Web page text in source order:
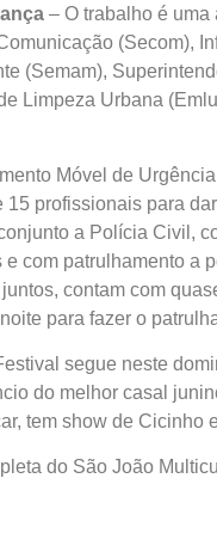
– O trabalho é
(Secom),
(Semam),
Limpeza Urbana
Móvel de
15 profissionais para
a Polícia Civil,
e com patrulhamento a
contam com
para fazer o
segue neste
do melhor casal
tem show de Cicinho
do São João